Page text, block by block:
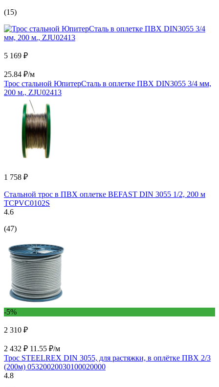
(15)
5 169 ₽
25.84 ₽/м
Трос стальной ЮпитерСталь в оплетке ПВХ DIN3055 3/4 мм,
200 м., ZJU02413
1 758 ₽
Стальной трос в ПВХ оплетке BEFAST DIN 3055 1/2, 200 м
TCPVC0102S
4.6
(47)
-5%
2 310 ₽
2 432 ₽ 11.55 ₽/м
Трос STEELREX DIN 3055, для растяжки, в оплётке ПВХ 2/3
(200м) 05320020030100020000
4.8